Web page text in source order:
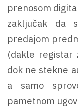
prenosom
zaključak da
predajom
(dakle registar
dok ne stekne
a samo
pametnom